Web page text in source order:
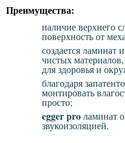
Преимущества:
наличие верхнего
поверхность от
создается ламинат
чистых
для здоровья и
благодаря
монтировать
просто;
egger proламинат
звукоизоляцией.